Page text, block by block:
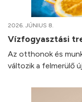
2026. JÚNIUS 8.
Vízfogyasztási
Az otthonok és
változik a felmerülő